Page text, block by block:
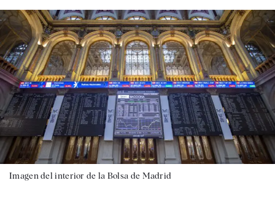
Imagen del interior de la Bolsa de Madrid